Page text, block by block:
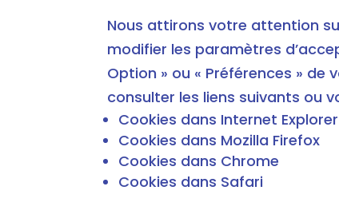
Nous attirons votre attention
modifier les paramètres
Option » ou « Préférences »
consulter les liens suivants ou
Cookies dans Internet Explorer
Cookies dans Mozilla Firefox
Cookies dans Chrome
Cookies dans Safari